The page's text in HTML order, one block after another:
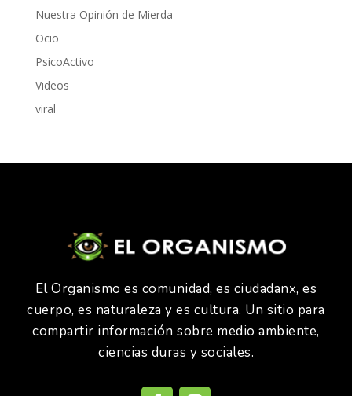
Nuestra Opinión de Mierda
Ocio
PsicoActivo
Videos
viral
El Organismo es comunidad, es ciudadanx, es
cuerpo, es naturaleza y es cultura. Un sitio para
compartir información sobre medio ambiente,
ciencias duras y sociales.